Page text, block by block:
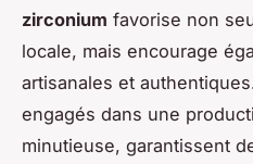
zirconium favorise non
locale, mais encourage
artisanales et
engagés dans une
minutieuse, garantissent